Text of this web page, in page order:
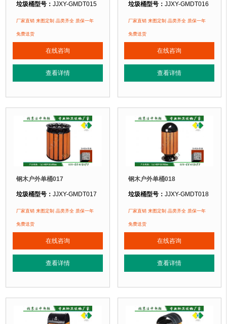
垃圾桶型号：JJXY-GMDT015
垃圾桶规格：长550mm 宽380mm 高780mm
垃圾桶材质：
垃圾桶周期：3-7天 厂家直销 来图定制
垃圾桶特点：选用优质镀锌钢板裁剪、压制、折弯后再焊接而成型，垃圾桶
正在使用该垃圾桶的部分客户：
北京某公园、北京某大学、北京某小区....
厂家直销 来图定制 品类齐全 质保一年
免费送货
在线咨询
查看详情
垃圾桶型号： JJXY-GMDT016
垃圾桶规格：长550mm 宽380mm
垃圾桶材质：
垃圾桶周期：3-7天 厂家直销 来图定
垃圾桶特点：选用优质镀锌钢板裁
正在使用该垃圾桶的部分客户：
北京某公园、北京某大学、北京某小
厂家直销 来图定制 品类齐全 质保一年
免费送货
在线咨询
查看详情
钢木户外单桶017
垃圾桶型号：JJXY-GMDT017
垃圾桶规格：直径400mm 高695mm
垃圾桶材质：
垃圾桶周期：3-7天 厂家直销 来图定制
垃圾桶特点：选用优质镀锌钢板裁剪、压制、折弯后再焊接而成型，垃圾桶
正在使用该垃圾桶的部分客户：
北京某公园、北京某大学、北京某小区....
厂家直销 来图定制 品类齐全 质保一年
免费送货
在线咨询
查看详情
钢木户外单桶018
垃圾桶型号： JJXY-GMDT018
垃圾桶规格：直径400mm 高900mm
垃圾桶材质：
垃圾桶周期：3-7天 厂家直销 来图定
垃圾桶特点：选用优质镀锌钢板裁
正在使用该垃圾桶的部分客户：
北京某公园、北京某大学、北京某小
厂家直销 来图定制 品类齐全 质保一年
免费送货
在线咨询
查看详情